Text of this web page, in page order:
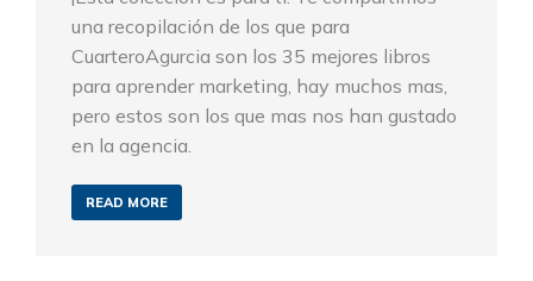
una recopilación de los que para
CuarteroAgurcia son los 35 mejores libros
para aprender marketing, hay muchos mas,
pero estos son los que mas nos han gustado
en la agencia.
READ MORE